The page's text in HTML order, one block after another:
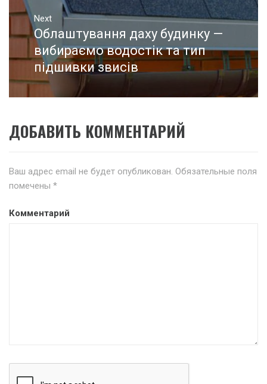
Next
Next
post:
Облаштування даху будинку —
вибираємо водостік та тип
підшивки звисів
ДОБАВИТЬ КОММЕНТАРИЙ
Ваш адрес email не будет опубликован. Обязательные поля
помечены *
Комментарий